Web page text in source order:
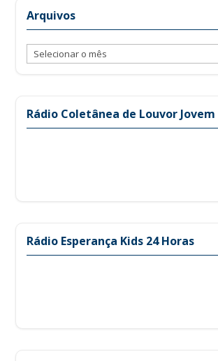
Arquivos
Arquivos
Rádio Coletânea de Louvor Jovem
Rádio Esperança Kids 24 Horas